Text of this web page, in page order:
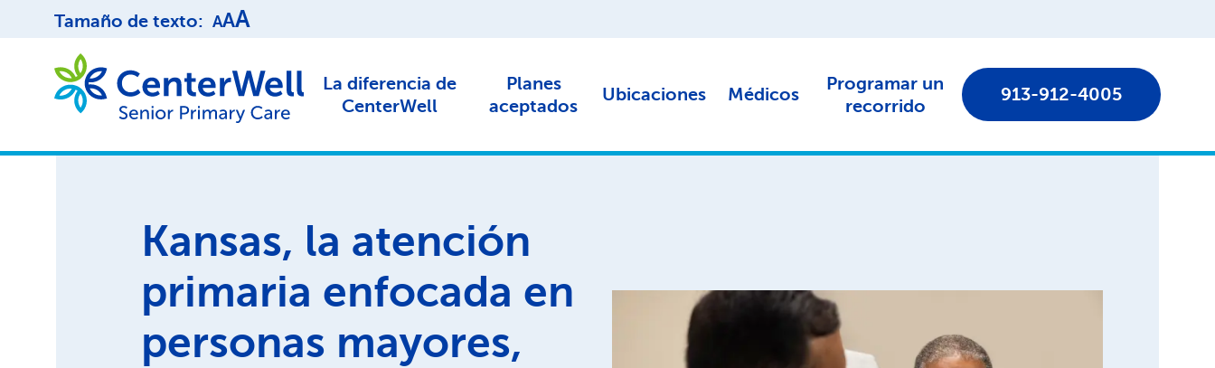
Tamaño de texto: AAA
La diferencia de
CenterWell
Planes
aceptados
Ubicaciones Médicos
Programar un
recorrido
913-912-4005
Kansas, la atención
primaria enfocada en
personas mayores,